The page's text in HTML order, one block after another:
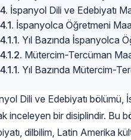
İspanyol Dili ve Edebiyatı
İspanyolca Öğretmeni
Yıl Bazında İspanyolca
Mütercim-Tercüman
Yıl Bazında Mütercim-
Dili ve Edebiyatı bölümü,
inceleyen bir disiplindir. Bu
dilbilim, Latin Amerika